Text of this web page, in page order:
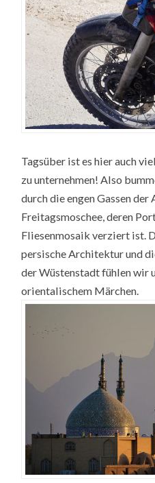
Tagsüber ist es hier auch
zu unternehmen! Also
durch die engen Gassen
Freitagsmoschee, deren
Fliesenmosaik verziert ist.
persische Architektur und
der Wüstenstadt fühlen wir
orientalischem Märchen.